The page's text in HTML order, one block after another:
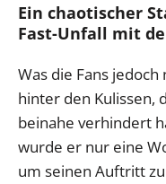
Ein chaotischer
Fast-Unfall mit
Was die Fans jedoch
hinter den Kulissen,
beinahe verhindert
wurde er nur eine
um seinen Auftritt